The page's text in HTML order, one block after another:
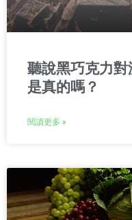
聽說黑巧克力對
是真的嗎？
閱讀更多 »